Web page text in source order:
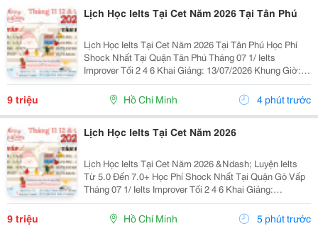
Lịch Học Ielts Tại Cet Năm 2026 Tại Tân Phú
Lịch Học Ielts Tại Cet Năm 2026 Tại Tân Phú Học Phí
Shock Nhất Tại Quận Tân Phú Tháng 07 1/ Ielts
Improver Tối 2 4 6 Khai Giảng: 13/07/2026 Khung Giờ:
18:00 Đến 21:00 Học Phí Ưu Đãi 5% Khi Đăng Ký 2/ Ielts
Basic Tối 3 5 7 Khai...
9 triệu Hồ Chí Minh 4 phút trước
Lịch Học Ielts Tại Cet Năm 2026
Lịch Học Ielts Tại Cet Năm 2026 &Ndash; Luyện Ielts
Từ 5.0 Đến 7.0+ Học Phí Shock Nhất Tại Quận Gò Vấp
Tháng 07 1/ Ielts Improver Tối 2 4 6 Khai Giảng:
13/07/2026 Khung Giờ: 18:00 Đến 21:00 Học Phí Ưu Đãi
5% Khi Đăng Ký 2/ Ielts...
9 triệu Hồ Chí Minh 5 phút trước